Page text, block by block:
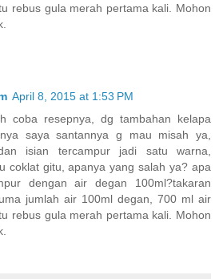
rebus gula merah pertama kali. Mohon
April 8, 2015 at 1:53 PM
coba resepnya, dg tambahan kelapa
saya santannya g mau misah ya,
isian tercampur jadi satu warna,
coklat gitu, apanya yang salah ya? apa
dengan air degan 100ml?takaran
jumlah air 100ml degan, 700 ml air
rebus gula merah pertama kali. Mohon